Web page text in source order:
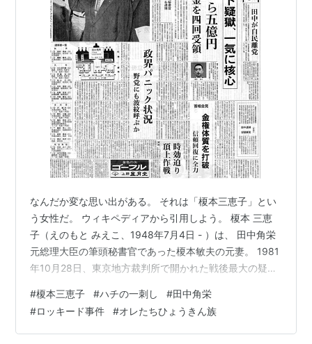
なんだか変な思い出がある。 それは「榎本三恵子」とい
う女性だ。 ウィキペディアから引用しよう。 榎本 三恵
子（えのもと みえこ、1948年7月4日 - ）は、 田中角栄
元総理大臣の筆頭秘書官であった榎本敏夫の元妻。 1981
年10月28日、東京地方裁判所で開かれた戦後最大の疑獄
の証人として出廷、 田中角栄被告の5億円受領を決定的
に裏付ける内容の証言を行い、 日本中を騒然とさせた。
また記者会見でのマスコミとのやりとりから出てきた
#榎本三恵子 #ハチの一刺し #田中角栄
#ロッキード事件 #オレたちひょうきん族